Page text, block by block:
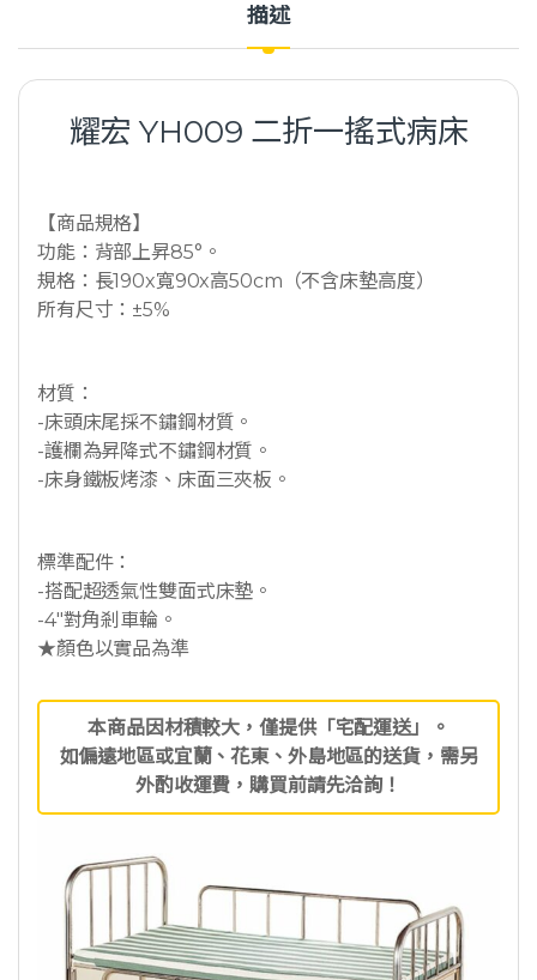
描述
耀宏 YH009 二折一搖式病床
【商品規格】
功能：背部上昇85°。
規格：長190x寬90x高50cm（不含床墊高度）
所有尺寸：±5%
材質：
-床頭床尾採不鏽鋼材質。
-護欄為昇降式不鏽鋼材質。
-床身鐵板烤漆、床面三夾板。
標準配件：
-搭配超透氣性雙面式床墊。
-4″對角剎車輪。
★顏色以實品為準
本商品因材積較大，僅提供「宅配運送」。
如偏遠地區或宜蘭、花東、外島地區的送貨，需另
外酌收運費，購買前請先洽詢！